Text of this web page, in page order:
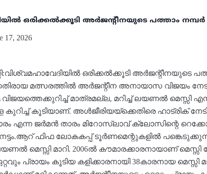
ഒരിക്കൽക്കൂടി അർജന്റീനയുടെ പത്താം നമ്പർ
17, 2026
ഒരിക്കൽക്കൂടി അർജന്റീനയുടെ
മത്സരത്തിൽ അർജന്റീന അനായാസ വിജയം
മാത്രമല്ല, മറിച്ച് ലയണൽ മെസ്സി
കൂടിയാണ്. അൾജീരിയയ്ക്കെതിരെ ഹാട്രിക്
എന്ന ജർമൻ താരം മിറോസ്ലാവ് ക്ലോസിന്റെ
ഫിഫ ലോകകപ്പ് ടൂർണമെന്റുകളിൽ
മെസ്സി മാറി. 2006ൽ കൗമാരക്കാരനായാണ്
പ്രായം കൂടിയ കളിക്കാരനായി 38കാരനായ